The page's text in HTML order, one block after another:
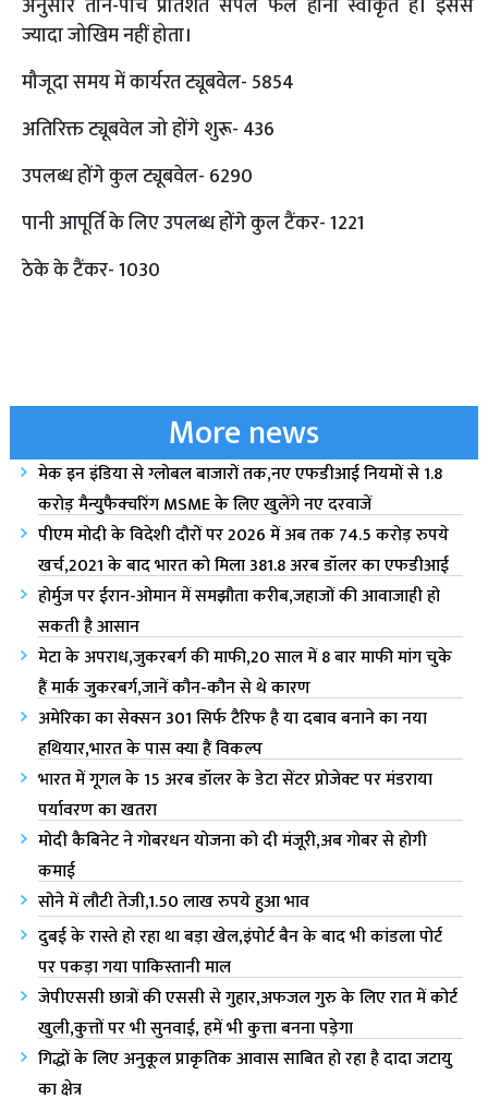
ज्यादा जोखिम नहीं होता।
मौजूदा समय में कार्यरत ट्यूबवेल- 5854
अतिरिक्त ट्यूबवेल जो होंगे शुरू- 436
उपलब्ध होंगे कुल ट्यूबवेल- 6290
पानी आपूर्ति के लिए उपलब्ध होंगे कुल टैंकर- 1221
ठेके के टैंकर- 1030
More news
मेक इन इंडिया से ग्लोबल बाजारों तक,नए एफडीआई नियमों से 1.8
करोड़ मैन्युफैक्चरिंग MSME के लिए खुलेंगे नए दरवाजें
पीएम मोदी के विदेशी दौरों पर 2026 में अब तक 74.5 करोड़ रुपये
खर्च,2021 के बाद भारत को मिला 381.8 अरब डॉलर का एफडीआई
होर्मुज पर ईरान-ओमान में समझौता करीब,जहाजों की आवाजाही हो
सकती है आसान
मेटा के अपराध,जुकरबर्ग की माफी,20 साल में 8 बार माफी मांग चुके
हैं मार्क जुकरबर्ग,जानें कौन-कौन से थे कारण
अमेरिका का सेक्सन 301 सिर्फ टैरिफ है या दबाव बनाने का नया
हथियार,भारत के पास क्या हैं विकल्प
भारत में गूगल के 15 अरब डॉलर के डेटा सेंटर प्रोजेक्ट पर मंडराया
पर्यावरण का खतरा
मोदी कैबिनेट ने गोबरधन योजना को दी मंजूरी,अब गोबर से होगी
कमाई
सोने में लौटी तेजी,1.50 लाख रुपये हुआ भाव
दुबई के रास्ते हो रहा था बड़ा खेल,इंपोर्ट बैन के बाद भी कांडला पोर्ट
पर पकड़ा गया पाकिस्तानी माल
जेपीएससी छात्रों की एससी से गुहार,अफजल गुरु के लिए रात में कोर्ट
खुली,कुत्तों पर भी सुनवाई, हमें भी कुत्ता बनना पड़ेगा
गिद्धों के लिए अनुकूल प्राकृतिक आवास साबित हो रहा है दादा जटायु
का क्षेत्र